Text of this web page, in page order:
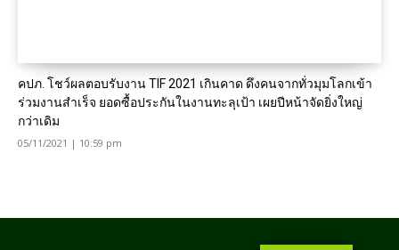
คปภ. โชว์ผลตอบรับงาน TIF 2021 เกินคาด ดึงคนจากทั่วมุมโลกเข้า
ร่วมงานสำเร็จ ยอดซื้อประกันในงานทะลุเป้า เผยปีหน้าจัดยิ่งใหญ่
กว่าเดิม
05/11/2021 | 10:59 pm